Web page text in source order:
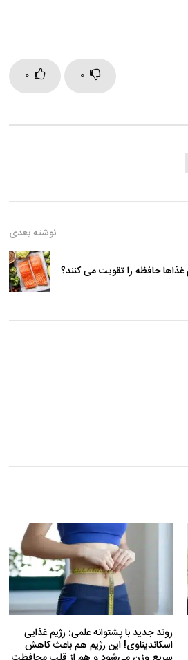
0 0
نوشته بعدی
غذاها حافظه را تقویت می کنند؟
روند جدید با پشتوانه علمی: رژیم غذایی
اسکاندیناوی! این رژیم هم باعث کاهش